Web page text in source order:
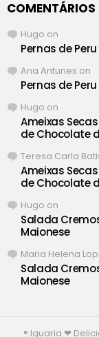
COMENTÁRIOS
Hugo on
Pernas de
Ana Antunes on
Pernas de
Hugo on
Ameixas
de Chocolate
Teresa Carla
Ameixas
de Chocolate
Hugo on
Salada
Maionese
Maria Helena
Salada
Maionese
® Iguaria ❤